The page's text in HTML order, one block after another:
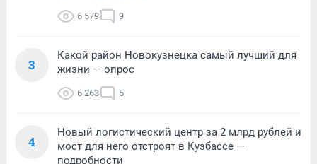
6 579 9
3
Какой район Новокузнецка самый лучший для
жизни — опрос
6 263 5
4
Новый логистический центр за 2 млрд рублей и
мост для него отстроят в Кузбассе —
подробности